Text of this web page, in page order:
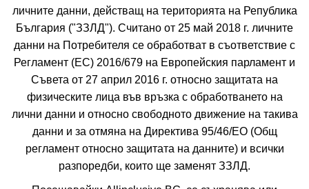
Оферти с all inclusive за ЛОЗЕНЕЦ,
БЪЛГАРИЯ
Още курорти Филтри
 Сортирай по:
-30% настаняване от 04.08 до 07.08
личните данни, действащ на територията на Република
България ("ЗЗЛД"). Считано от 25 май 2018 г. личните
данни на Потребителя се обработват в съответствие с
Регламент (ЕС) 2016/679 на Европейския парламент и
Съвета от 27 април 2016 г. относно защитата на
физическите лица във връзка с обработването на
лични данни и относно свободното движение на такива
данни и за отмяна на Директива 95/46/EО (Общ
регламент относно защитата на данните) и всички
разпоредби, които ще заменят ЗЗЛД.